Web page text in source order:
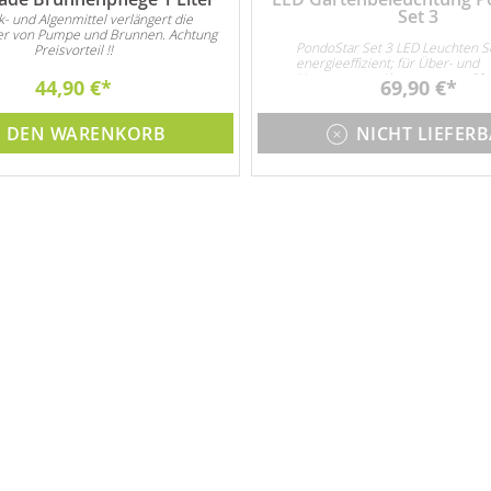
und Algenmittel verlängert die
von Pumpe und Brunnen. Achtung
Preisvorteil !!
44,90 €
WARENKORB
Set 3
PondoStar Set 3 LED Leuchten
energieeffizient; für Über- und
Unterwasser. Abmessungen
69,90 €
NICHT